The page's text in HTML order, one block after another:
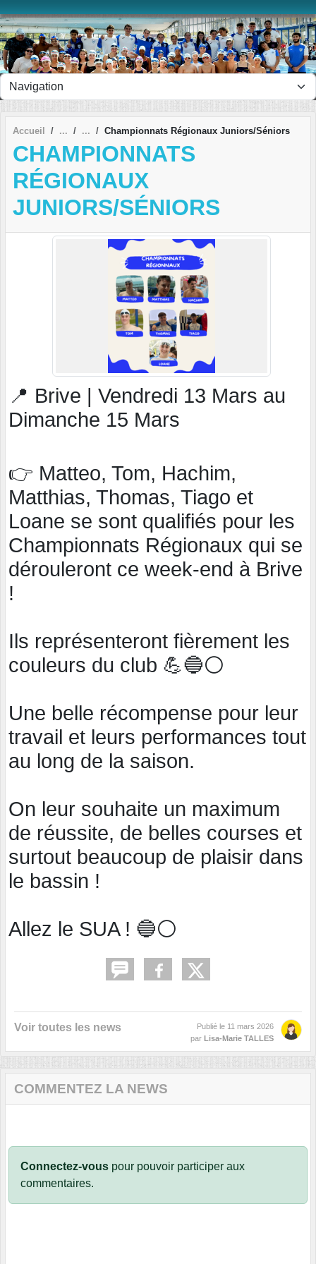
Accueil Championnats Régionaux Juniors/Séniors
CHAMPIONNATS
RÉGIONAUX
JUNIORS/SÉNIORS
📍 Brive | Vendredi 13 Mars au
Dimanche 15 Mars
👉 Matteo, Tom, Hachim,
Matthias, Thomas, Tiago et
Loane se sont qualifiés pour les
Championnats Régionaux qui se
dérouleront ce week-end à Brive
!
Ils représenteront fièrement les
couleurs du club 💪🔵⚪
Une belle récompense pour leur
travail et leurs performances tout
au long de la saison.
On leur souhaite un maximum
de réussite, de belles courses et
surtout beaucoup de plaisir dans
le bassin !
Allez le SUA ! 🔵⚪
Voir toutes les news Publié le 11 mars 2026
par Lisa-Marie TALLES
COMMENTEZ LA NEWS
Connectez-vous pour pouvoir participer aux
commentaires.